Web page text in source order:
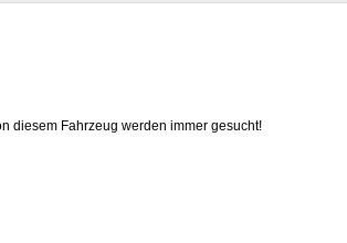
diesem Fahrzeug werden immer gesucht!